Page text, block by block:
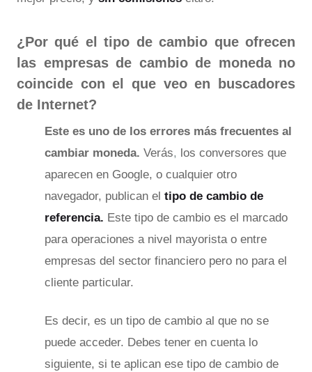
¿Por qué el tipo de cambio que ofrecen
las empresas de cambio de moneda no
coincide con el que veo en buscadores
de Internet?
Este es uno de los errores más frecuentes al
cambiar moneda. Verás, os conversores que
aparecen en Google, o cualquier otro
navegador, publican el tipo de cambio de
referencia. Este tipo de cambio es el marcado
para operaciones a nivel mayorista o entre
empresas del sector financiero pero no para el
cliente particular.
Es decir, es un tipo de cambio al que no se
puede acceder. Debes tener en cuenta lo
siguiente, si te aplican ese tipo de cambio de